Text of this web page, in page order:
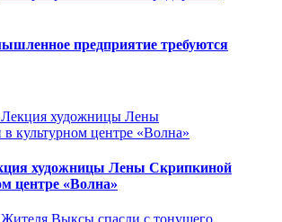
предприятие требуются
художницы Лены Скрипкиной
центре «Волна»